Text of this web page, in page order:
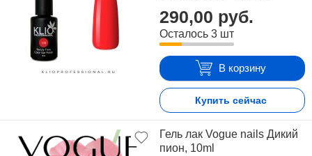
290,00 руб.
Осталось 3 шт
В корзину
Купить сейчас
Гель лак Vogue nails Дикий
пион, 10ml